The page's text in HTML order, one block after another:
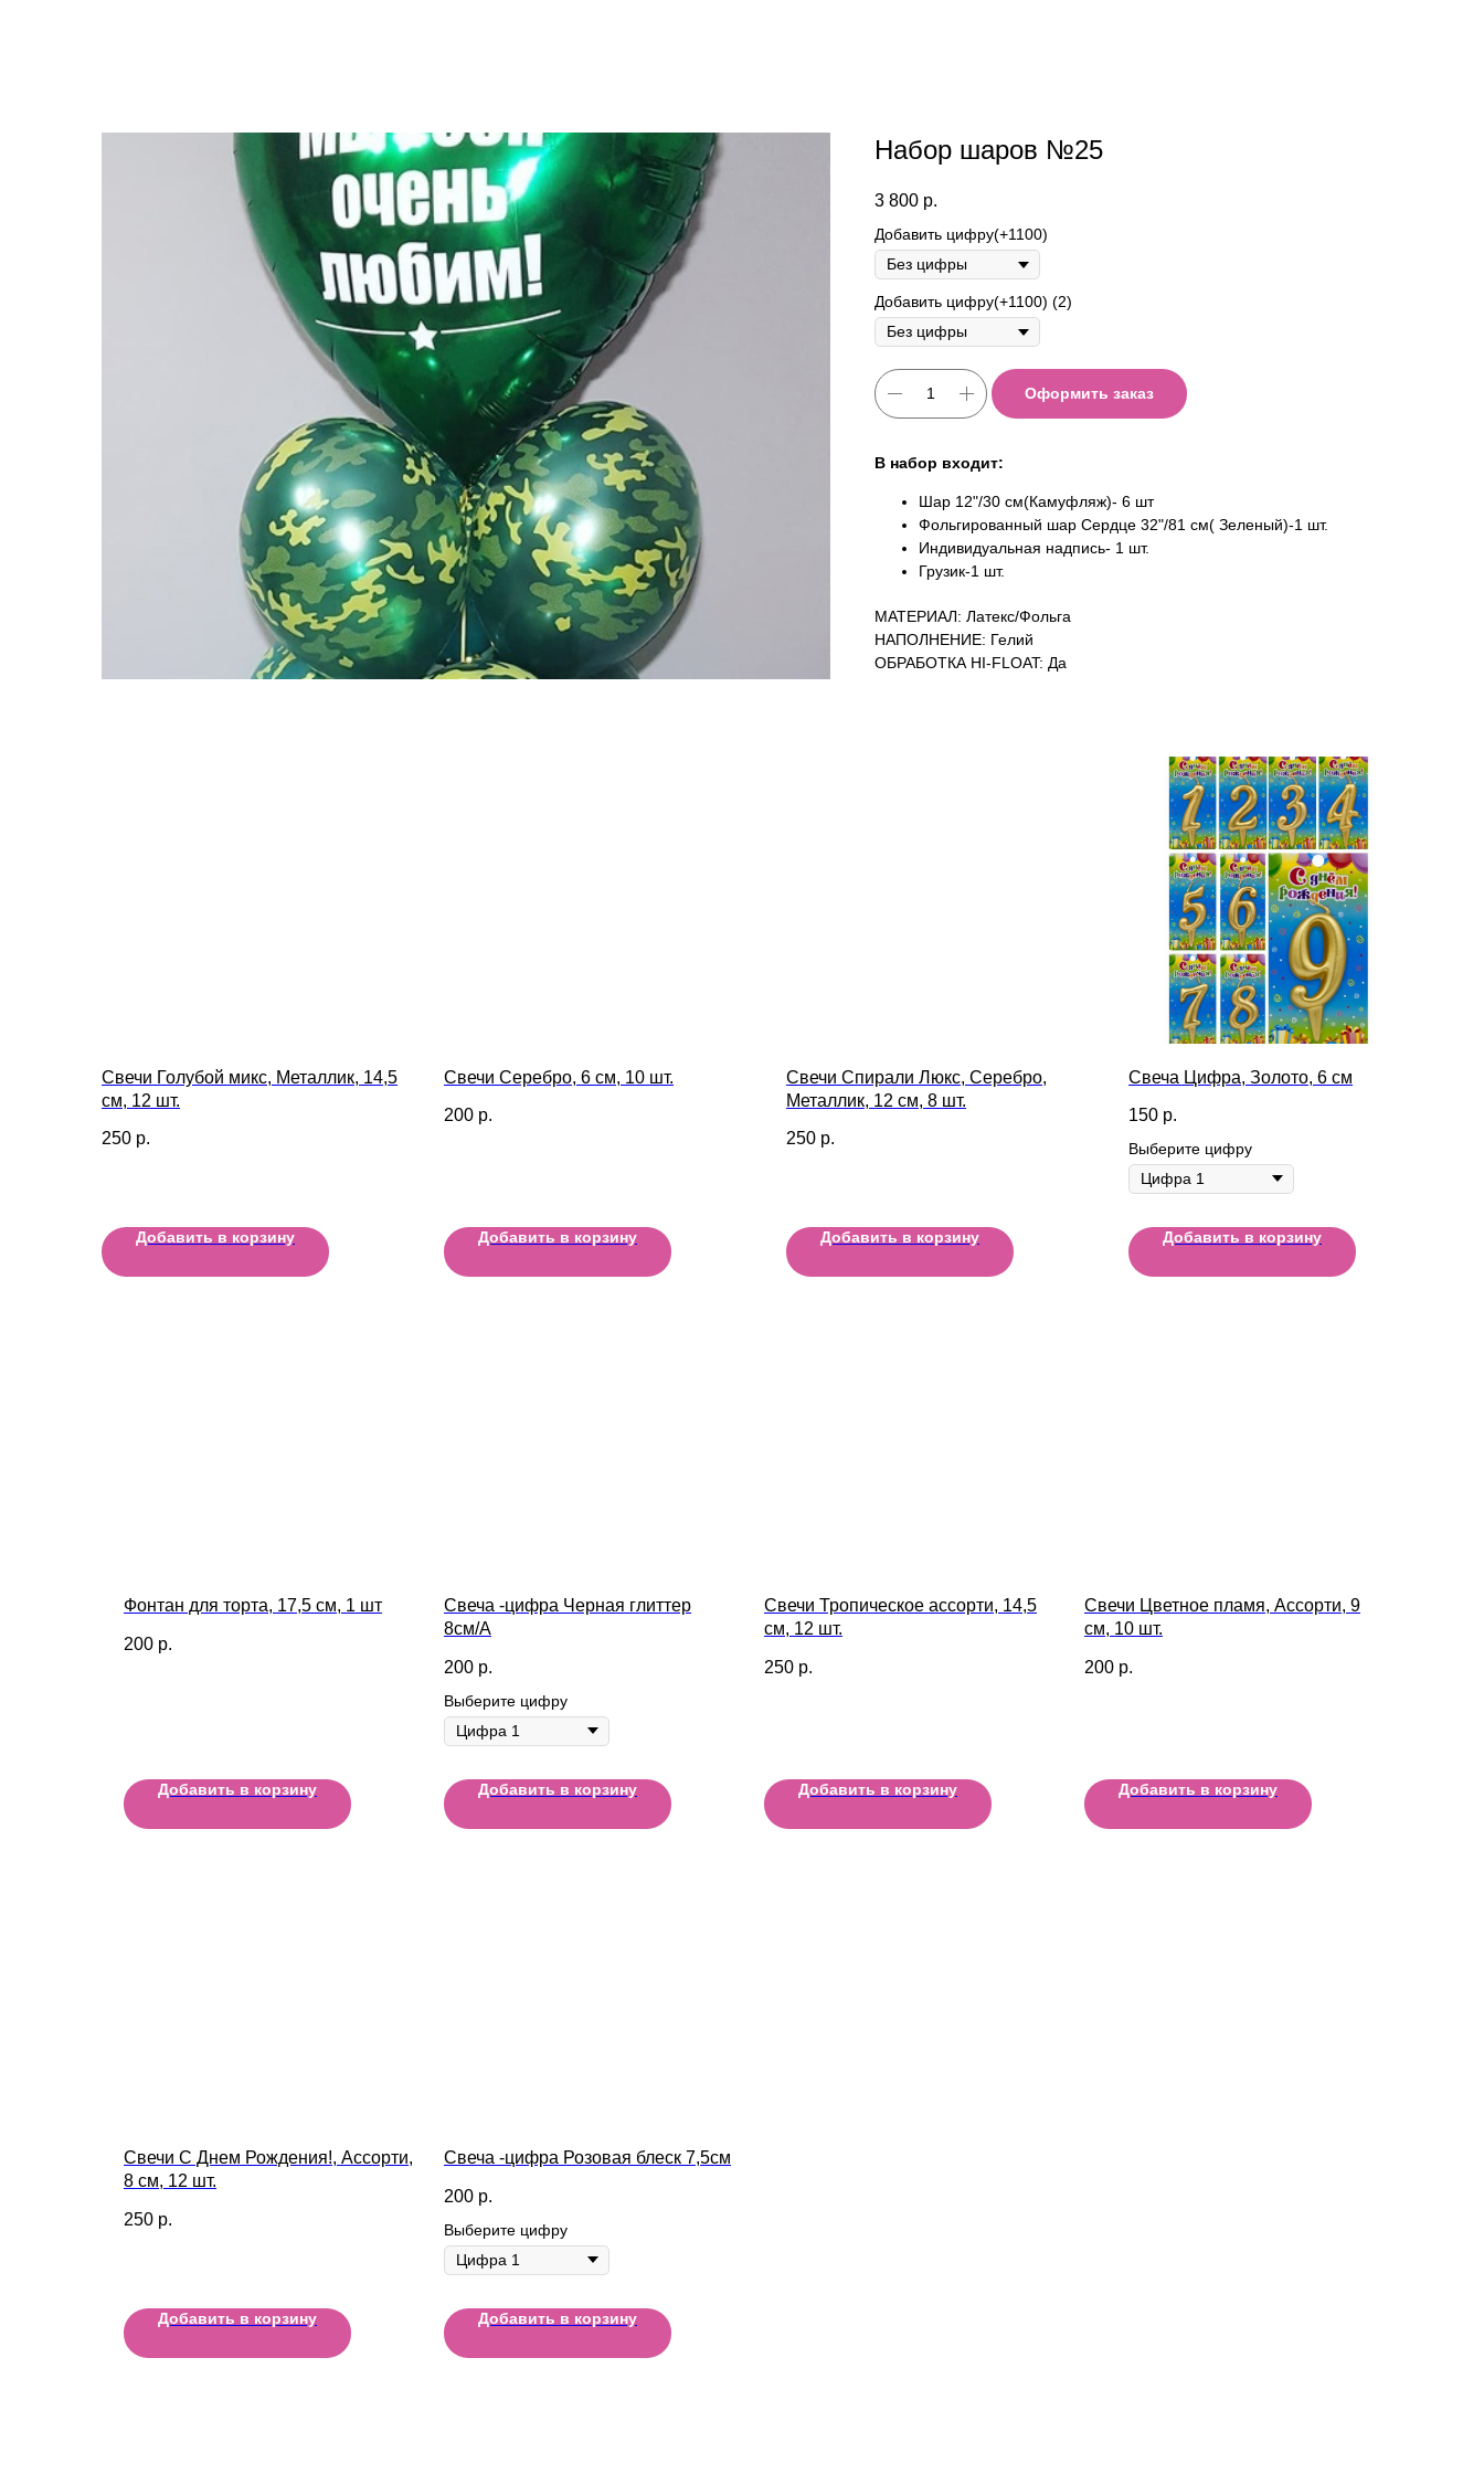
Набор шаров №25
3 800 р.
Добавить цифру(+1100)
Добавить цифру(+1100) (2)
Оформить заказ
В набор входит:
Шар 12"/30 см(Камуфляж)- 6 шт
Фольгированный шар Сердце 32"/81 см( Зеленый)-1 шт.
Индивидуальная надпись- 1 шт.
Грузик-1 шт.
МАТЕРИАЛ: Латекс/Фольга
НАПОЛНЕНИЕ: Гелий
ОБРАБОТКА HI-FLOAT: Да
Свечи Голубой микс, Металлик, 14,5
см, 12 шт.
250 р.
Добавить в корзину
Свечи Серебро, 6 см, 10 шт.
200 р.
Добавить в корзину
Свечи Спирали Люкс, Серебро,
Металлик, 12 см, 8 шт.
250 р.
Добавить в корзину
Свеча Цифра, Золото, 6 см
150 р.
Выберите цифру
Добавить в корзину
Фонтан для торта, 17,5 см, 1 шт
200 р.
Добавить в корзину
Свеча -цифра Черная глиттер
8см/A
200 р.
Выберите цифру
Добавить в корзину
Свечи Тропическое ассорти, 14,5
см, 12 шт.
250 р.
Добавить в корзину
Свечи Цветное пламя, Ассорти, 9
см, 10 шт.
200 р.
Добавить в корзину
Свечи С Днем Рождения!, Ассорти,
8 см, 12 шт.
250 р.
Добавить в корзину
Свеча -цифра Розовая блеск 7,5см
200 р.
Выберите цифру
Добавить в корзину